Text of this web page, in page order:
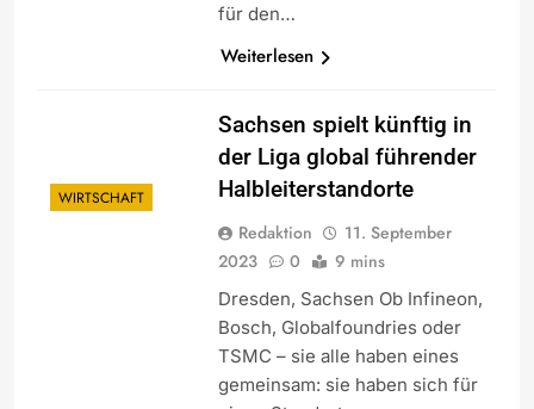
für den…
Weiterlesen
WIRTSCHAFT
Sachsen spielt künftig in
der Liga global führender
Halbleiterstandorte
Redaktion
11. September
2023
0 9 mins
Dresden, Sachsen Ob Infineon,
Bosch, Globalfoundries oder
TSMC – sie alle haben eines
gemeinsam: sie haben sich für